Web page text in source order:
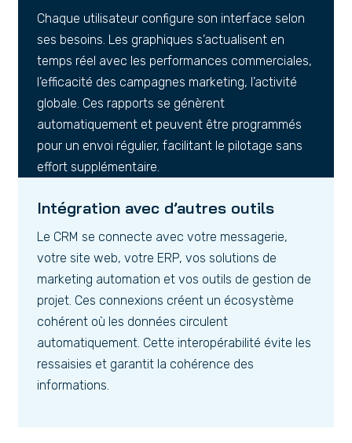
Chaque utilisateur configure son interface selon
ses besoins. Les graphiques s’actualisent en
temps réel avec les performances commerciales,
l’efficacité des campagnes marketing, l’activité
globale. Ces rapports se génèrent
automatiquement et peuvent être programmés
pour un envoi régulier, facilitant le pilotage sans
effort supplémentaire.
Intégration avec d’autres outils
Le CRM se connecte avec votre messagerie,
votre site web, votre ERP, vos solutions de
marketing automation et vos outils de gestion de
projet. Ces connexions créent un écosystème
cohérent où les données circulent
automatiquement. Cette interopérabilité évite les
ressaisies et garantit la cohérence des
informations.